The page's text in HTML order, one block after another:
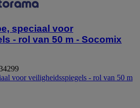
speciaal voor
- rol van 50 m - Socomix
voor veiligheidsspiegels - rol van 50 m